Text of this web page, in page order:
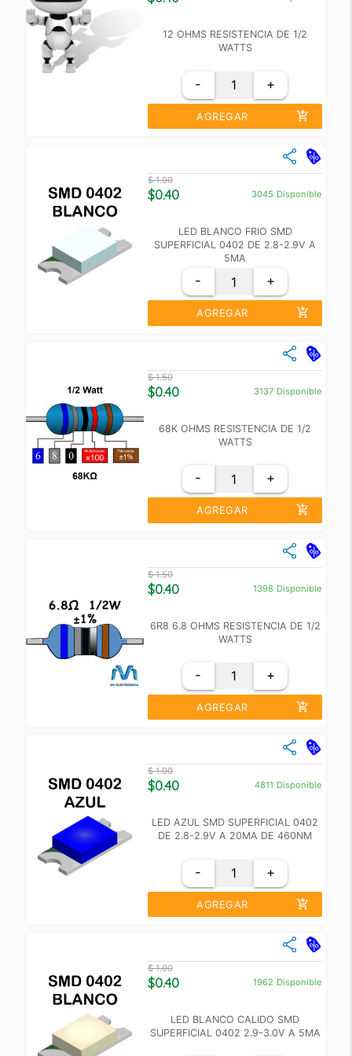
+100
12 OHMS RESISTENCIA DE 1/2
WATTS
- +
AGREGAR add_shopping_cart
close
Precio Unidad
+10
+100
$ 1.00
$0.40 3045 Disponible
LED BLANCO FRIO SMD
SUPERFICIAL 0402 DE 2.8-2.9V A
5MA
- +
AGREGAR add_shopping_cart
close
Precio Unidad
+10
+100
$ 1.50
$0.40 3137 Disponible
68K OHMS RESISTENCIA DE 1/2
WATTS
- +
AGREGAR add_shopping_cart
close
Precio Unidad
+100
$ 1.50
$0.40 1398 Disponible
6R8 6.8 OHMS RESISTENCIA DE 1/2
WATTS
- +
AGREGAR add_shopping_cart
close
Precio Unidad
+10
+100
$ 1.00
$0.40 4811 Disponible
LED AZUL SMD SUPERFICIAL 0402
DE 2.8-2.9V A 20MA DE 460NM
- +
AGREGAR add_shopping_cart
close
Precio Unidad
+10
+100
$ 1.00
$0.40 1962 Disponible
LED BLANCO CALIDO SMD
SUPERFICIAL 0402 2.9-3.0V A 5MA